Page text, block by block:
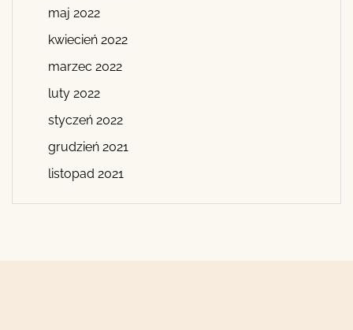
maj 2022
kwiecień 2022
marzec 2022
luty 2022
styczeń 2022
grudzień 2021
listopad 2021